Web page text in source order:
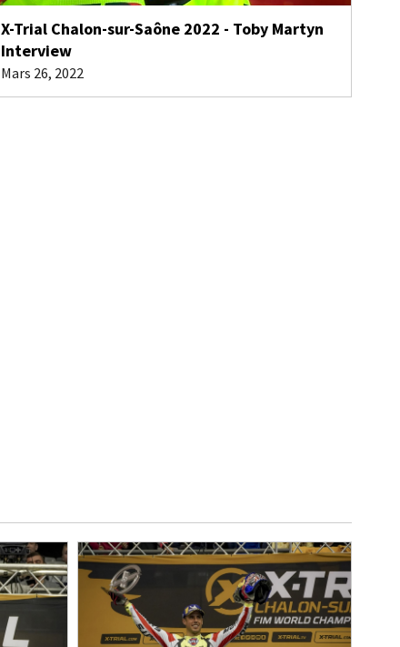
X-Trial Chalon-sur-Saône 2022 - Toby Martyn
Interview
Mars 26, 2022